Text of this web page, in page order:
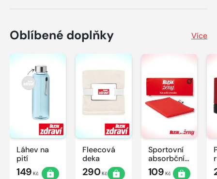
Oblíbené doplňky Více
Láhev na
pití
149 Kč
Fleecová
deka
290Kč
Sportovní
absorbční
ručník
109 Kč